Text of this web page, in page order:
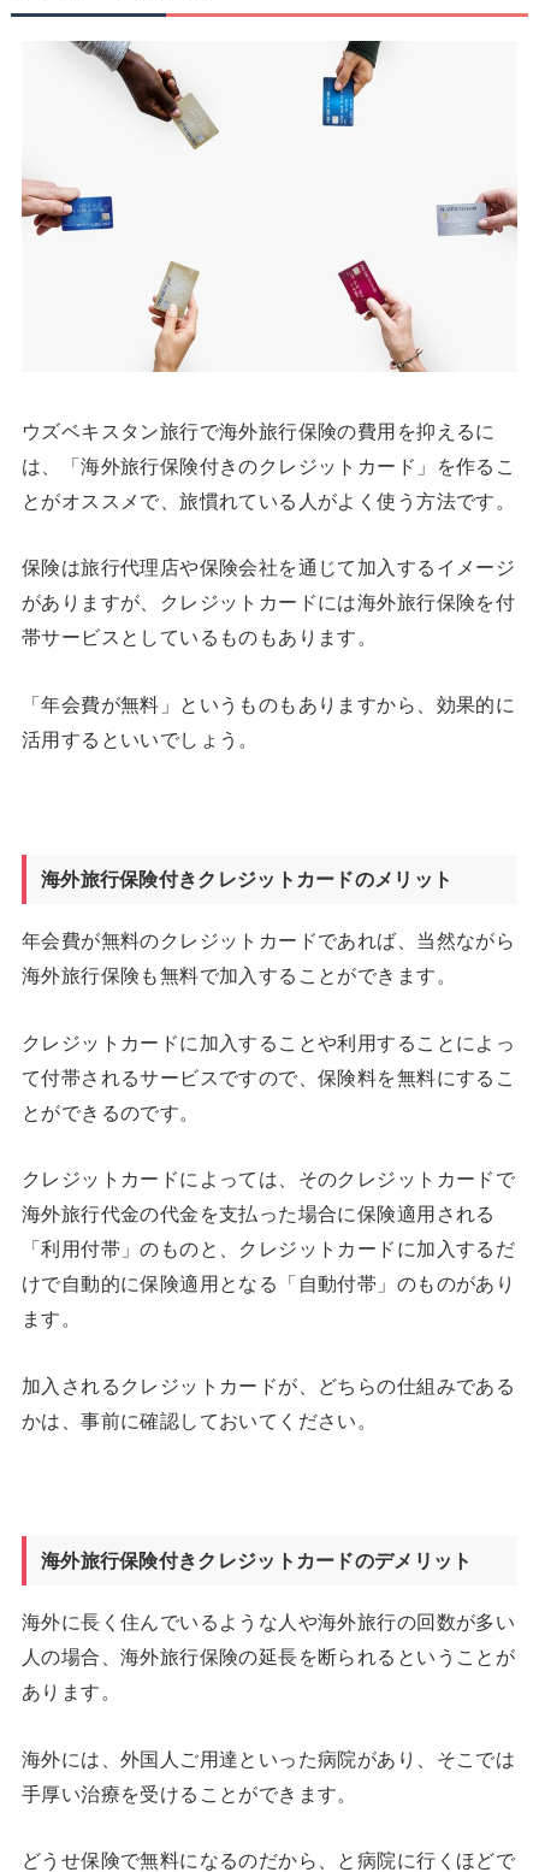
ウズベキスタン旅行で海外旅行保険の費用を抑えるに
は、「海外旅行保険付きのクレジットカード」を作るこ
とがオススメで、旅慣れている人がよく使う方法です。
保険は旅行代理店や保険会社を通じて加入するイメージ
がありますが、クレジットカードには海外旅行保険を付
帯サービスとしているものもあります。
「年会費が無料」というものもありますから、効果的に
活用するといいでしょう。
海外旅行保険付きクレジットカードのメリット
年会費が無料のクレジットカードであれば、当然ながら
海外旅行保険も無料で加入することができます。
クレジットカードに加入することや利用することによっ
て付帯されるサービスですので、保険料を無料にするこ
とができるのです。
クレジットカードによっては、そのクレジットカードで
海外旅行代金の代金を支払った場合に保険適用される
「利用付帯」のものと、クレジットカードに加入するだ
けで自動的に保険適用となる「自動付帯」のものがあり
ます。
加入されるクレジットカードが、どちらの仕組みである
かは、事前に確認しておいてください。
海外旅行保険付きクレジットカードのデメリット
海外に長く住んでいるような人や海外旅行の回数が多い
人の場合、海外旅行保険の延長を断られるということが
あります。
海外には、外国人ご用達といった病院があり、そこでは
手厚い治療を受けることができます。
どうせ保険で無料になるのだから、と病院に行くほどで